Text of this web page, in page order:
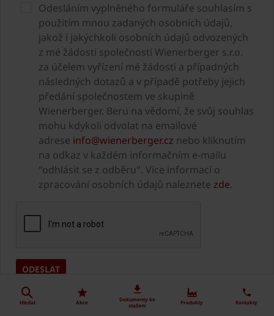
Odesláním vyplněného formuláře souhlasím s
použitím mnou zadaných osobních údajů,
jakož i jakýchkoli osobních údajů odvozených
z mé žádosti společností Wienerberger s.r.o.
za účelem vyřízení mé žádosti a případných
následných dotazů a v případě potřeby jejich
předání společnostem ve skupině
Wienerberger. Beru na vědomí, že svůj souhlas
mohu kdykoli odvolat na emailové
adrese info@wienerberger.cz nebo kliknutím
na odkaz v každém informačním e-mailu
"odhlásit se z odběru". Více informací o
zpracování osobních údajů naleznete zde.
Hledat Akce
Dokumenty ke
stažení
Produkty Kontakty